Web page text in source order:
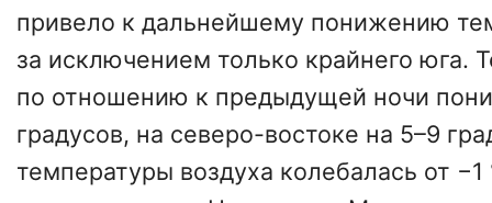
привело к дальнейшему понижению
за исключением только крайнего юга.
по отношению к предыдущей ночи
градусов, на северо-востоке на 5–9
температуры воздуха колебалась от